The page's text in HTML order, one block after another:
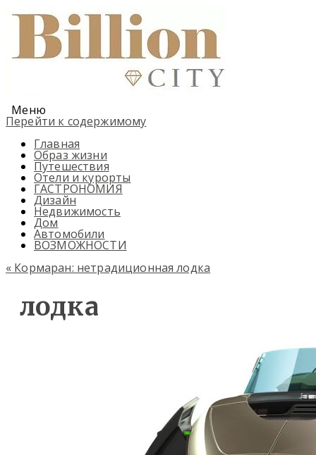
Меню
Перейти к содержимому
Главная
Образ жизни
Путешествия
Отели и курорты
ГАСТРОНОМИЯ
Дизайн
Недвижимость
Дом
Автомобили
ВОЗМОЖНОСТИ
« Кормаран: нетрадиционная лодка
лодка